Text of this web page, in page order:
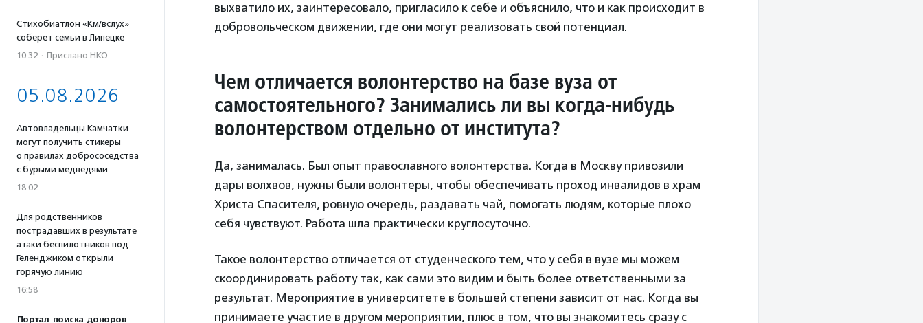
Стихобиатлон «Км/вслух»
соберет семьи в Липецке
10:32 · Прислано НКО
05.08.2026
Автовладельцы Камчатки
могут получить стикеры
о правилах добрососедства
с бурыми медведями
18:02
Для родственников
пострадавших в результате
атаки беспилотников под
Геленджиком открыли
горячую линию
16:58
Портал поиска доноров
выхватило их, заинтересовало, пригласило к себе и объяснило, что и как происходит в
добровольческом движении, где они могут реализовать свой потенциал.
Чем отличается волонтерство на базе вуза от
самостоятельного? Занимались ли вы когда-нибудь
волонтерством отдельно от института?
Да, занималась. Был опыт православного волонтерства. Когда в Москву привозили
дары волхвов, нужны были волонтеры, чтобы обеспечивать проход инвалидов в храм
Христа Спасителя, ровную очередь, раздавать чай, помогать людям, которые плохо
себя чувствуют. Работа шла практически круглосуточно.
Такое волонтерство отличается от студенческого тем, что у себя в вузе мы можем
скоординировать работу так, как сами это видим и быть более ответственными за
результат. Мероприятие в университете в большей степени зависит от нас. Когда вы
принимаете участие в другом мероприятии, плюс в том, что вы знакомитесь сразу с